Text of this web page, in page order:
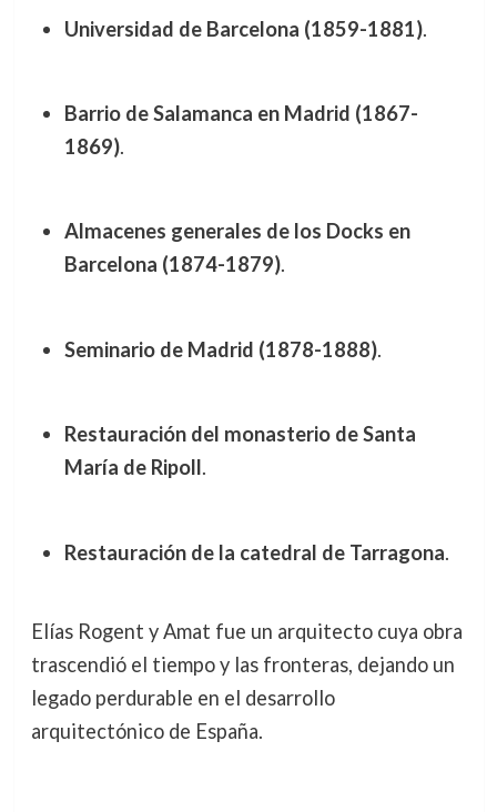
Universidad de Barcelona (1859-1881).
Barrio de Salamanca en Madrid (1867-
1869).
Almacenes generales de los Docks en
Barcelona (1874-1879).
Seminario de Madrid (1878-1888).
Restauración del monasterio de Santa
María de Ripoll.
Restauración de la catedral de Tarragona.
Elías Rogent y Amat fue un arquitecto cuya obra
trascendió el tiempo y las fronteras, dejando un
legado perdurable en el desarrollo
arquitectónico de España.